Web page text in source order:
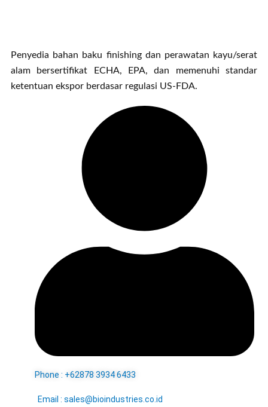
Penyedia bahan baku finishing dan perawatan kayu/serat
alam bersertifikat ECHA, EPA, dan memenuhi standar
ketentuan ekspor berdasar regulasi US-FDA.
Phone : +62878 3934 6433
Email : sales@bioindustries.co.id